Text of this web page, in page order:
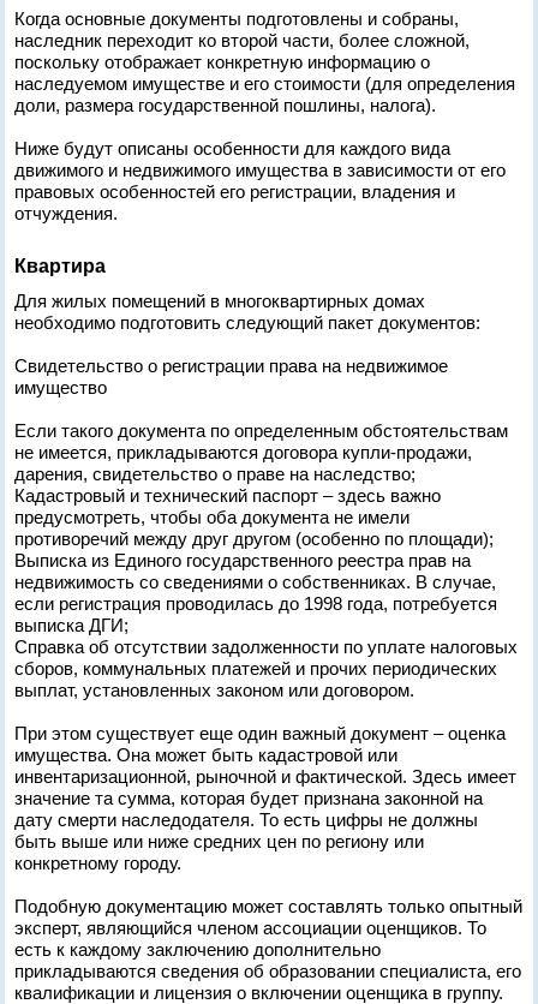
Когда основные документы подготовлены и собраны,
наследник переходит ко второй части, более сложной,
поскольку отображает конкретную информацию о
наследуемом имуществе и его стоимости (для определения
доли, размера государственной пошлины, налога).
Ниже будут описаны особенности для каждого вида
движимого и недвижимого имущества в зависимости от его
правовых особенностей его регистрации, владения и
отчуждения.
Квартира
Для жилых помещений в многоквартирных домах
необходимо подготовить следующий пакет документов:
Свидетельство о регистрации права на недвижимое
имущество
Если такого документа по определенным обстоятельствам
не имеется, прикладываются договора купли-продажи,
дарения, свидетельство о праве на наследство;
Кадастровый и технический паспорт – здесь важно
предусмотреть, чтобы оба документа не имели
противоречий между друг другом (особенно по площади);
Выписка из Единого государственного реестра прав на
недвижимость со сведениями о собственниках. В случае,
если регистрация проводилась до 1998 года, потребуется
выписка ДГИ;
Справка об отсутствии задолженности по уплате налоговых
сборов, коммунальных платежей и прочих периодических
выплат, установленных законом или договором.
При этом существует еще один важный документ – оценка
имущества. Она может быть кадастровой или
инвентаризационной, рыночной и фактической. Здесь имеет
значение та сумма, которая будет признана законной на
дату смерти наследодателя. То есть цифры не должны
быть выше или ниже средних цен по региону или
конкретному городу.
Подобную документацию может составлять только опытный
эксперт, являющийся членом ассоциации оценщиков. То
есть к каждому заключению дополнительно
прикладываются сведения об образовании специалиста, его
квалификации и лицензия о включении оценщика в группу.